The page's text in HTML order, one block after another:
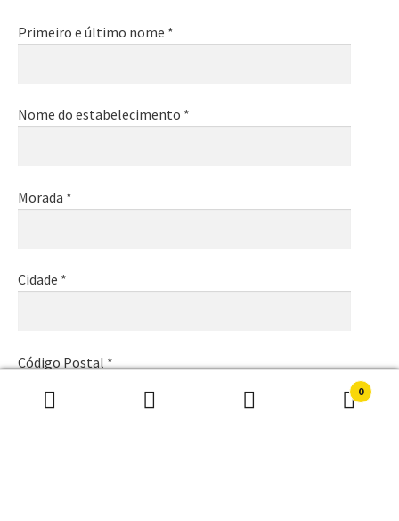
Pesquisar
Pesquisa
0
Primeiro e último nome *
Nome do estabelecimento *
Morada *
Cidade *
Código Postal *